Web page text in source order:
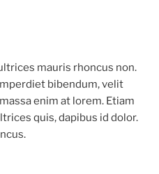
mauris rhoncus non.
bibendum, velit
enim at lorem. Etiam
quis, dapibus id dolor.